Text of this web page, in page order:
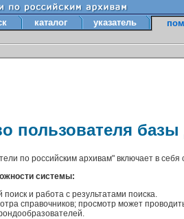
каталог указатель
пользователя
по российским архивам" включает в
системы:
поиск и работа с результатами поиска.
справочников; просмотр может